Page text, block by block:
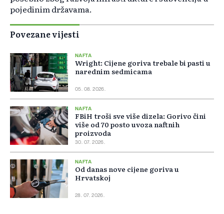
pojedinim državama.
Povezane vijesti
NAFTA
Wright: Cijene goriva trebale bi pasti u
narednim sedmicama
05. 08. 2026.
NAFTA
FBiH troši sve više dizela: Gorivo čini
više od 70 posto uvoza naftnih
proizvoda
30. 07. 2026.
NAFTA
Od danas nove cijene goriva u
Hrvatskoj
28. 07. 2026.